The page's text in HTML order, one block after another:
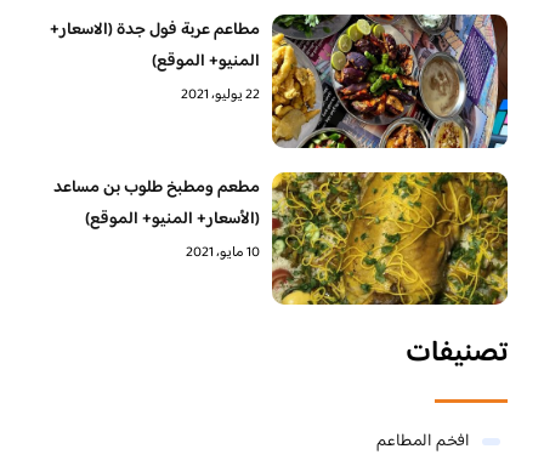
مطاعم عربة فول جدة (الاسعار+
المنيو+ الموقع)
22 يوليو، 2021
مطعم ومطبخ طلوب بن مساعد
(الأسعار+ المنيو+ الموقع)
10 مايو، 2021
تصنيفات
افخم المطاعم